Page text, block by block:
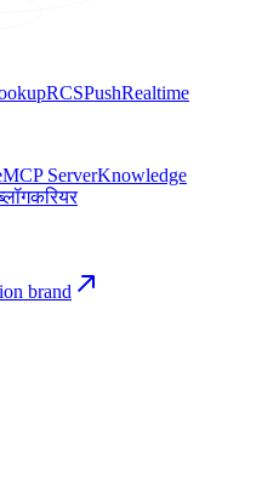
RCSPushRealtime
MCP ServerKnowledge
करियर
brand